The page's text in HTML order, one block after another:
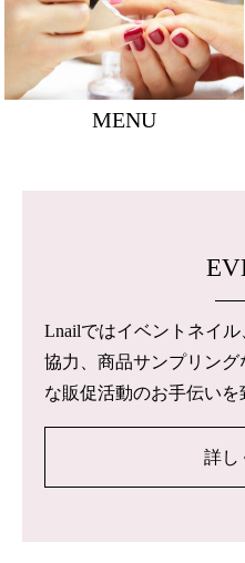
MENU
Lnailではイベントネイ
協力、商品サンプリン
な販促活動のお手伝いを
詳し